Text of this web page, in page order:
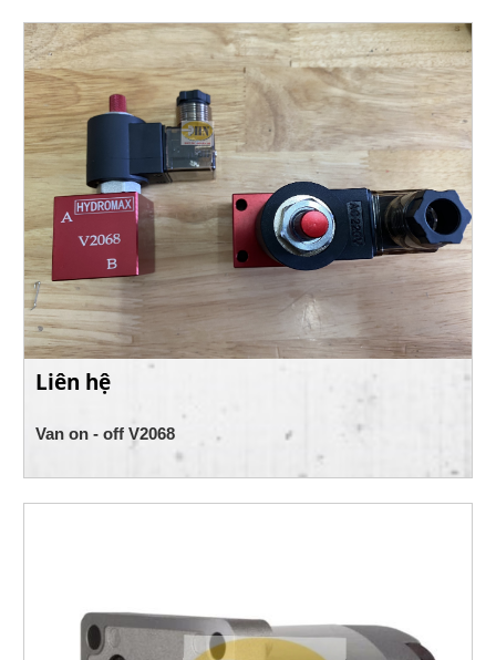
Liên hệ
Van on - off V2068